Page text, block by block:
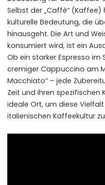
Selbst der „Caffè“
kulturelle Bedeutung, die
hinausgeht. Die Art und
konsumiert wird, ist ein
Ob ein starker Espresso im
cremiger Cappuccino am
Macchiato“ – jede
Zeit und ihren spezifischen
ideale Ort, um diese
italienischen Kaffeekultur